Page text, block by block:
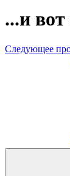
...и
Следующее